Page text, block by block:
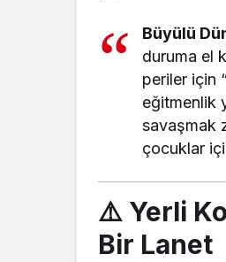
Büyülü
duruma el
periler için
eğitmenlik
savaşmak
çocuklar
⚠️ Yerli
Bir Lanet